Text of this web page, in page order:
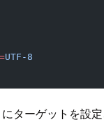
=UTF-8
ターゲットを設